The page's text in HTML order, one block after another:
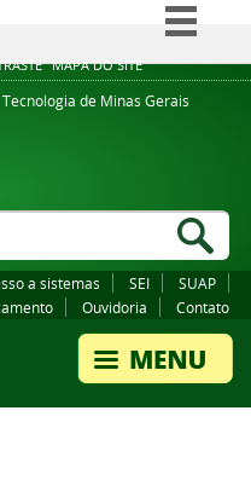
MAPA DO SITE
Simplifique!
Comunica BR
Legislação
de Minas Gerais
a sistemas SEI
SUAP
Ouvidoria Contato